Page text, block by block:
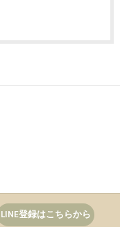
LINE登録はこちらから